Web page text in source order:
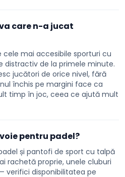
care n-a jucat
cele mai accesibile sporturi cu
distractiv de la primele minute.
jucători de orice nivel, fără
închis pe margini face ca
timp în joc, ceea ce ajută mult
pentru padel?
și pantofi de sport cu talpă
rachetă proprie, unele cluburi
verifici disponibilitatea pe